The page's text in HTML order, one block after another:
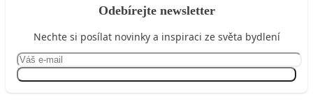
Odebírejte newsletter
Nechte si posílat novinky a inspiraci ze světa bydlení